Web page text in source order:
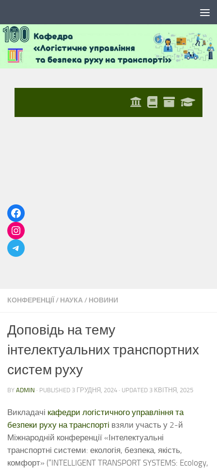
КОНФЕРЕНЦІЇ / НАУКА/ НОВИНИ
Доповідь на тему
інтелектуальних транспортних
систем руху
BY ADMIN · PUBLISHED 3 ГРУДНЯ, 2024 · UPDATED 3 КВІТНЯ, 2025
Викладачі кафедри логістичного управління та
безпеки руху на транспорті взяли участь у 2-й
Міжнародній конференції «Інтелектуальні
транспортні системи: екологія, безпека, якість,
комфорт» (“INTELLIGENT TRANSPORT SYSTEMS: Ecology,